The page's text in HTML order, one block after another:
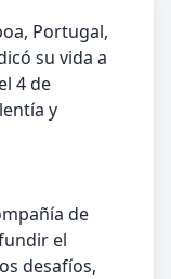
Portugal,
su vida a
4 de
y
de
el
desafíos,